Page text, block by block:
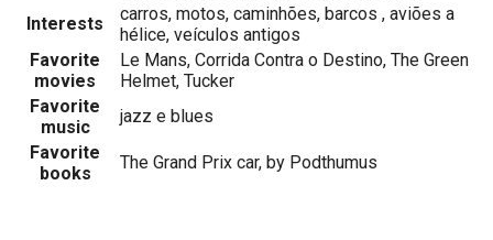
Interests
carros, motos, caminhões, barcos , aviões a
hélice, veículos antigos
Favorite
movies
Le Mans, Corrida Contra o Destino, The Green
Helmet, Tucker
Favorite
music
jazz e blues
Favorite
books
The Grand Prix car, by Podthumus